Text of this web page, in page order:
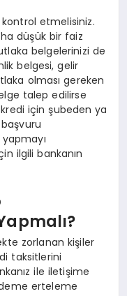
etmelisiniz.
düşük bir faiz
belgelerinizi de
belgesi, gelir
olması gereken
talep edilirse
kredi için şubeden ya
ilgili bankanın
zorlanan kişiler
taksitlerini
ile iletişime
erteleme